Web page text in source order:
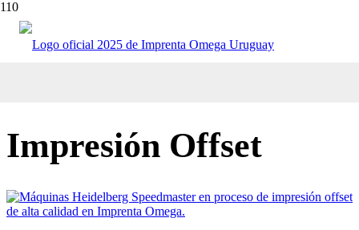
Inicio
Impresión Offset